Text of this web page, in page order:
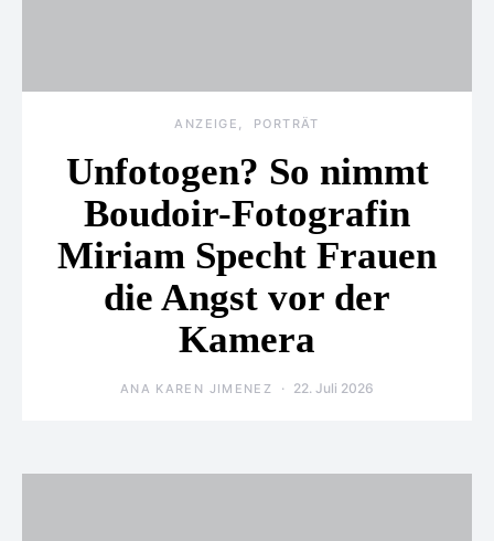
ANZEIGE PORTRÄT
Unfotogen? So nimmt
Boudoir-Fotografin
Miriam Specht Frauen
die Angst vor der
Kamera
ANA KAREN JIMENEZ 22. Juli 2026